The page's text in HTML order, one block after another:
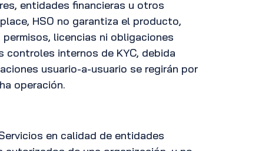
entidades financieras u otros
HSO no garantiza el producto,
licencias ni obligaciones
internos de KYC, debida
usuario-a-usuario se regirán por
operación.
en calidad de entidades